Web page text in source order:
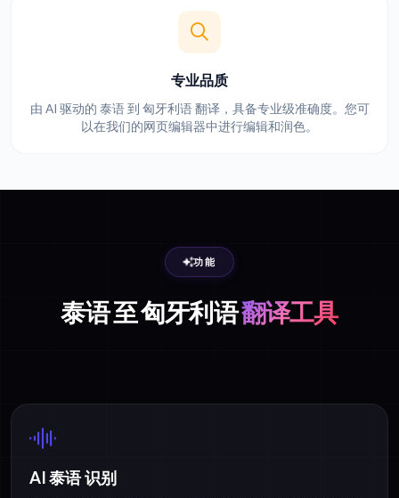
专业品质
由 AI 驱动的 泰语 到 匈牙利语 翻译，具备专业级准确度。您可
以在我们的网页编辑器中进行编辑和润色。
功能
泰语 至 匈牙利语翻译工具
AI 泰语 识别